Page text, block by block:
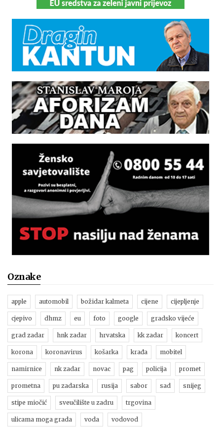
Oznake
apple automobil božidar kalmeta cijene cijepljenje
cjepivo dhmz eu foto google gradsko vijeće
grad zadar hnk zadar hrvatska kk zadar koncert
korona koronavirus košarka krađa mobitel
namirnice nk zadar novac pag policija promet
prometna pu zadarska rusija sabor sad snijeg
stipe miočić sveučilište u zadru trgovina
ulicama moga grada voda vodovod